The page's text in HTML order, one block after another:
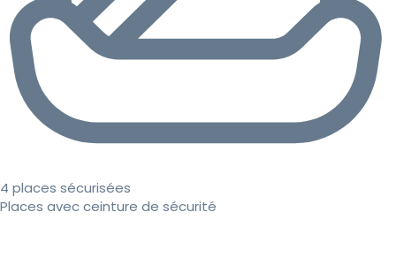
4 places sécurisées
Places avec ceinture de sécurité